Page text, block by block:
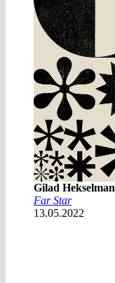
Gilad Hekselman
Far Star
13.05.2022